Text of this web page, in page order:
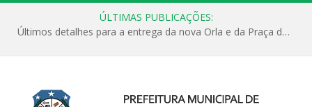
ÚLTIMAS PUBLICAÇÕES:
Últimos detalhes para a entrega da nova Orla e da Praça do Praião